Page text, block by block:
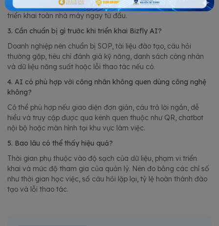
công việc hoặc onboarding cho một nhóm vị trí. Không cần
triển khai toàn nhà máy ngay từ đầu.
3. Cần chuẩn bị gì trước khi triển khai Bizfly AI?
Doanh nghiệp nên chuẩn bị SOP, tài liệu đào tạo, câu hỏi
thường gặp, tiêu chí đánh giá kỹ năng, danh sách công nhân
và dữ liệu năng suất hoặc lỗi thao tác nếu có.
4. AI có phù hợp với công nhân không quen dùng công nghệ
không?
Có thể phù hợp nếu giao diện đơn giản, câu trả lời ngắn, dễ
hiểu và truy cập được qua kênh quen thuộc như QR, chatbot
nội bộ hoặc màn hình tại khu vực làm việc.
5. Bao lâu có thể thấy hiệu quả?
Thời gian phụ thuộc vào độ sạch của dữ liệu, phạm vi triển
khai và mức độ tham gia của quản lý. Nên đo bằng các chỉ số
như thời gian học việc, số câu hỏi lặp lại, tỷ lệ hoàn thành đào
tạo và lỗi thao tác.